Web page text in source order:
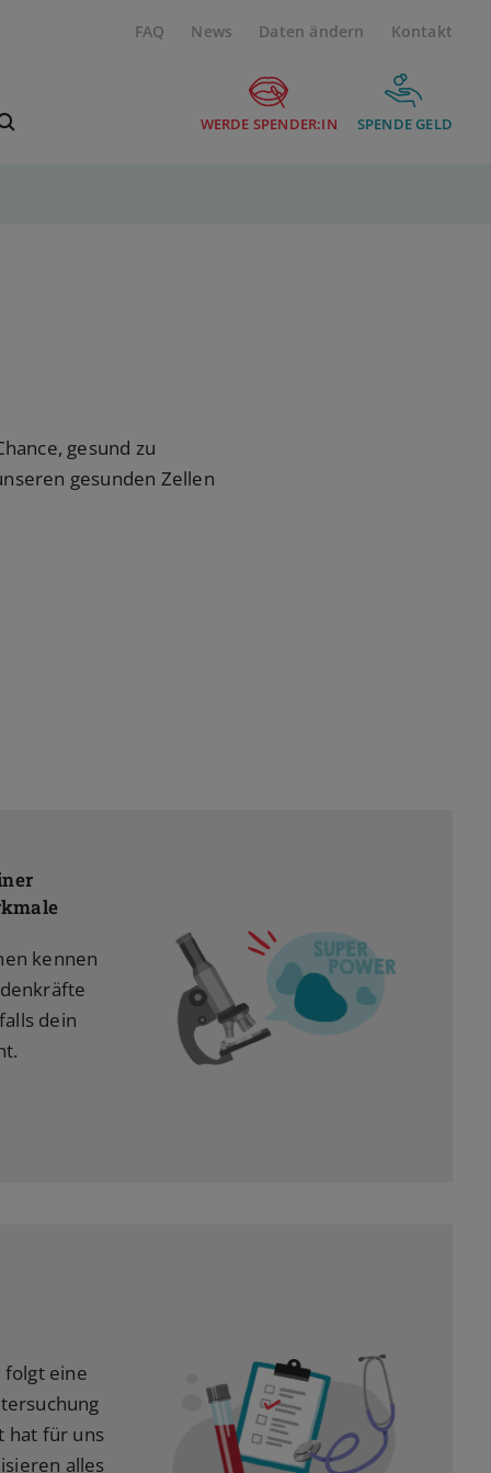
FAQ News Daten ändern Kontakt
eingeben WERDE SPENDER:IN SPENDE GELD
gesund zu
gesunden Zellen
kennen
dein
eine
hat für uns
alles